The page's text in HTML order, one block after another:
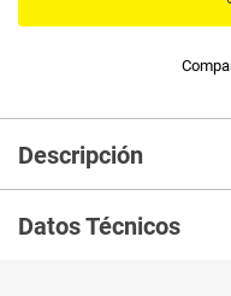
Descripción
Datos Técnicos